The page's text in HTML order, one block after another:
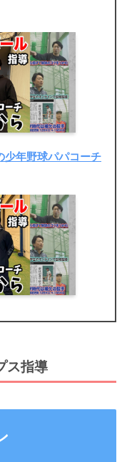
少年野球パパコーチ
ス指導